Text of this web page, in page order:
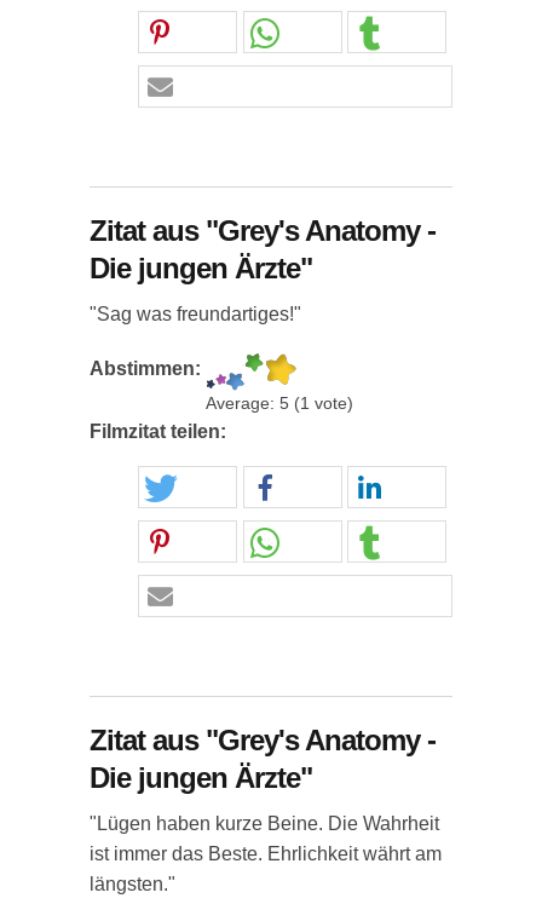
Zitat aus "Grey's Anatomy -
Die jungen Ärzte"
"Sag was freundartiges!"
Abstimmen:
Average: 5 (1 vote)
Filmzitat teilen:
Zitat aus "Grey's Anatomy -
Die jungen Ärzte"
"Lügen haben kurze Beine. Die Wahrheit
ist immer das Beste. Ehrlichkeit währt am
längsten."